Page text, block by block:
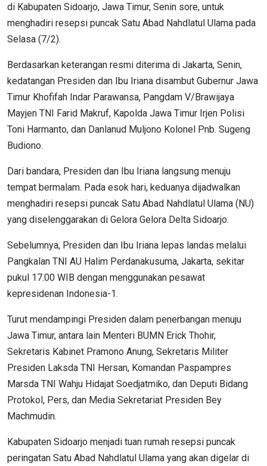
di Kabupaten Sidoarjo, Jawa Timur, Senin sore, untuk
menghadiri resepsi puncak Satu Abad Nahdlatul Ulama pada
Selasa (7/2).
Berdasarkan keterangan resmi diterima di Jakarta, Senin,
kedatangan Presiden dan Ibu Iriana disambut Gubernur Jawa
Timur Khofifah Indar Parawansa, Pangdam V/Brawijaya
Mayjen TNI Farid Makruf, Kapolda Jawa Timur Irjen Polisi
Toni Harmanto, dan Danlanud Muljono Kolonel Pnb. Sugeng
Budiono.
Dari bandara, Presiden dan Ibu Iriana langsung menuju
tempat bermalam. Pada esok hari, keduanya dijadwalkan
menghadiri resepsi puncak Satu Abad Nahdlatul Ulama (NU)
yang diselenggarakan di Gelora Gelora Delta Sidoarjo.
Sebelumnya, Presiden dan Ibu Iriana lepas landas melalui
Pangkalan TNI AU Halim Perdanakusuma, Jakarta, sekitar
pukul 17.00 WIB dengan menggunakan pesawat
kepresidenan Indonesia-1.
Turut mendampingi Presiden dalam penerbangan menuju
Jawa Timur, antara lain Menteri BUMN Erick Thohir,
Sekretaris Kabinet Pramono Anung, Sekretaris Militer
Presiden Laksda TNI Hersan, Komandan Paspampres
Marsda TNI Wahju Hidajat Soedjatmiko, dan Deputi Bidang
Protokol, Pers, dan Media Sekretariat Presiden Bey
Machmudin.
Kabupaten Sidoarjo menjadi tuan rumah resepsi puncak
peringatan Satu Abad Nahdlatul Ulama yang akan digelar di